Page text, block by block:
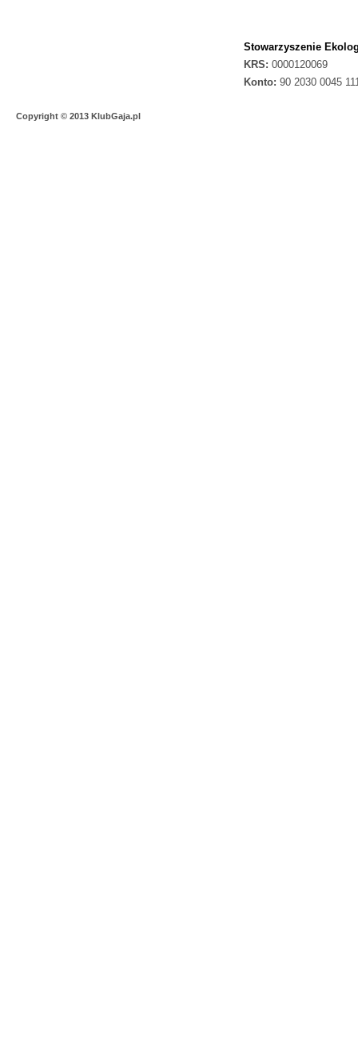
Stowarzyszenie
KRS: 0000120069
Konto: 90 2030 0045
Copyright © 2013 KlubGaja.pl